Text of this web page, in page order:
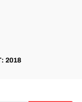
2018